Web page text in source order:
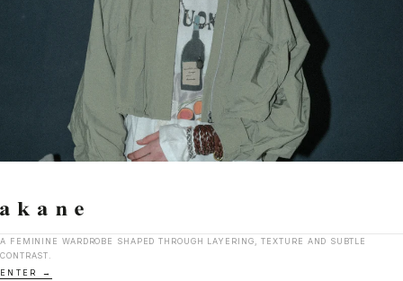
A FEMININE WARDROBE SHAPED THROUGH LAYERING, TEXTURE AND SUBTLE
CONTRAST.
ENTER